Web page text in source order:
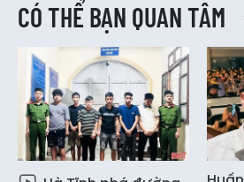
CÓ THỂ BẠN QUAN TÂM